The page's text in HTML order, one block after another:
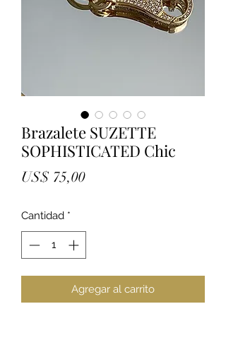
Brazalete SUZETTE
SOPHISTICATED Chic
US$ 75,00Precio
Cantidad *
Agregar al carrito